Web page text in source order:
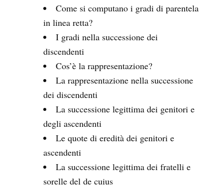
Come si computano i gradi di parentela
in linea retta?
I gradi nella successione dei
discendenti
Cos’è la rappresentazione?
La rappresentazione nella successione
dei discendenti
La successione legittima dei genitori e
degli ascendenti
Le quote di eredità dei genitori e
ascendenti
La successione legittima dei fratelli e
sorelle del de cuius